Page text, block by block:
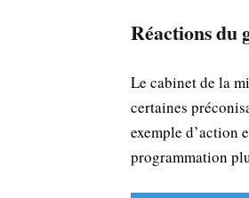
Réactions du
Le cabinet de la
certaines
exemple d’action
programmation